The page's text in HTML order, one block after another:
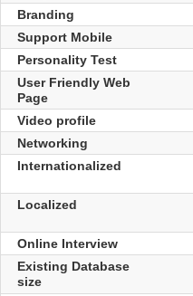
Branding
Support Mobile
Personality Test
User Friendly Web
Page
Video profile
Networking
Internationalized
Localized
Online Interview
Existing Database
size